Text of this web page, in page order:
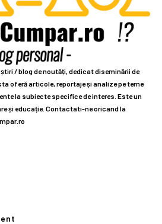
/ blog de noutăți, dedicat diseminării de
oferă articole, reportaje și analize pe teme
la subiecte specifice de interes. Este un
și educație. Contactati-ne oricand la